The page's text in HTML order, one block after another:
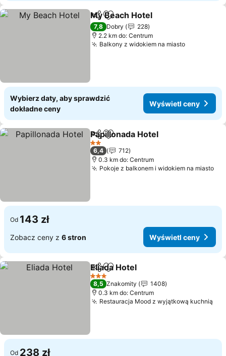
Udostępnij
Dodaj do ulubionych
My Beach Hotel
7,8 Dobry
228
2.2 km do: Centrum
Balkony z widokiem na miastoWyświetl
Wybierz daty, aby sprawdzić
dokładne ceny
Wyświetl ceny
Udostępnij
Dodaj do ulubionych
Papillonada Hotel
2 Kategoria
6,4
712
0.3 km do: Centrum
Pokoje z balkonem i widokiem na miasto
Od 143 zł
Zobacz ceny z 6 stron Wyświetl ceny
Udostępnij
Dodaj do ulubionych
Eliada Hotel
3 Kategoria
8,5 Znakomity
1408
0.3 km do: Centrum
Restauracja Mood z wyjątkową kuchnią
Od 238 zł